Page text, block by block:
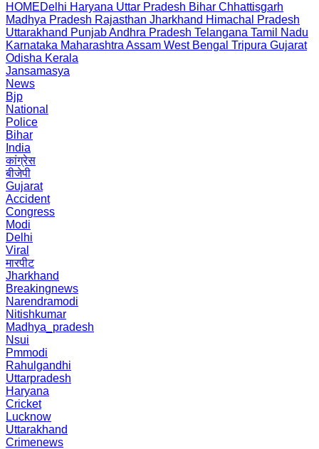
HOMEDelhi Haryana Uttar Pradesh Bihar Chhattisgarh
Madhya Pradesh Rajasthan Jharkhand Himachal Pradesh
Uttarakhand PunjabAndhra Pradesh Telangana Tamil Nadu
Karnataka Maharashtra Assam West Bengal Tripura Gujarat
Odisha Kerala
Jansamasya
News
Bjp
National
Police
Bihar
India
कांग्रेस
बीजेपी
Gujarat
Accident
Congress
Modi
Delhi
Viral
मारपीट
Jharkhand
Breakingnews
Narendramodi
Nitishkumar
Madhya_pradesh
Nsui
Pmmodi
Rahulgandhi
Uttarpradesh
Haryana
Cricket
Lucknow
Uttarakhand
Crimenews